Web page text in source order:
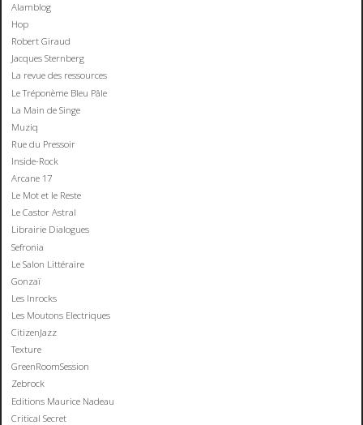
Alamblog
Hop
Robert Giraud
Jacques Sternberg
La revue des ressources
Le Tréponème Bleu Pâle
La Main de Singe
Muziq
Rue du Pressoir
Inside-Rock
Arcane 17
Le Mot et le Reste
Le Castor Astral
Librairie Dialogues
Sefronia
Le Salon Littéraire
Gonzaï
Les Inrocks
Les Moutons Electriques
CitizenJazz
Texture
GreenRoomSession
Zebrock
Editions Maurice Nadeau
Critical Secret